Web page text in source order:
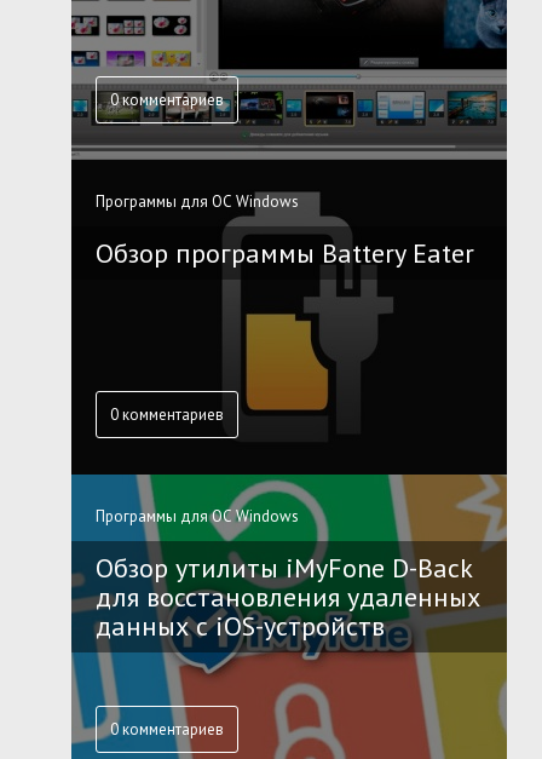
0 комментариев
Программы для ОС Windows
Обзор программы Battery Eater
0 комментариев
Программы для ОС Windows
Обзор утилиты iMyFone D-Back
для восстановления удаленных
данных с iOS-устройств
0 комментариев